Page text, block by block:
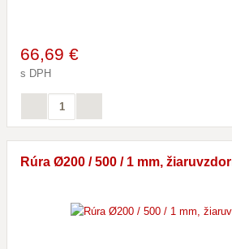
66,69 €
s DPH
Rúra Ø200 / 500 / 1 mm,